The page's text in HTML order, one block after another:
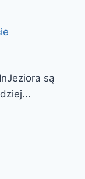
są